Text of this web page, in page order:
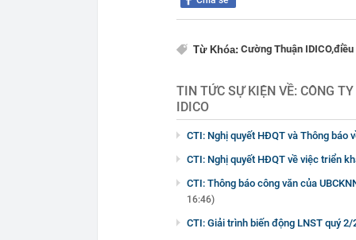
Từ Khóa: Cường Thuận IDICO,điều
TIN TỨC SỰ KIỆN VỀ: CÔNG
IDICO
CTI: Nghị quyết HĐQT và Thông báo
CTI: Nghị quyết HĐQT về việc triển
CTI: Thông báo công văn của
16:46)
CTI: Giải trình biến động LNST quý